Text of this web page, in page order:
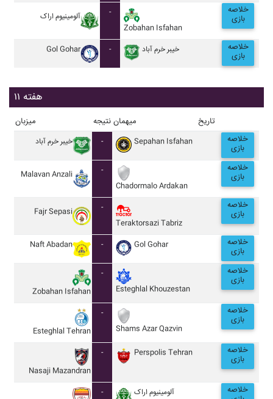
آلومينيوم اراک
-
Zobahan Isfahan
خلاصه
بازی
Gol Gohar - خيبر خرم آباد خلاصه
بازی
هفته ۱۱
میزبان نتیجه میهمان تاریخ
خيبر خرم آباد - Sepahan Isfahan خلاصه
بازی
Malavan Anzali
-
Chadormalo Ardakan
خلاصه
بازی
Fajr Sepasi
-
Teraktorsazi Tabriz
خلاصه
بازی
Naft Abadan - Gol Gohar خلاصه
بازی
Zobahan Isfahan
-
Esteghlal Khouzestan
خلاصه
بازی
Esteghlal Tehran
-
Shams Azar Qazvin
خلاصه
بازی
Nasaji Mazandran
- Perspolis Tehran خلاصه
بازی
- آلومينيوم اراک خلاصه